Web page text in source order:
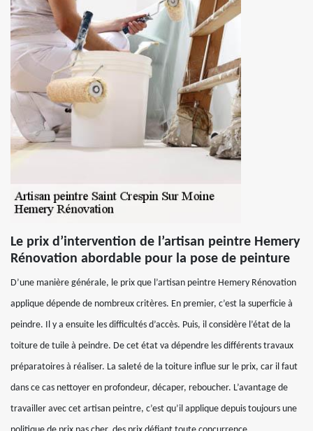
Le prix d’intervention de l’artisan peintre Hemery
Rénovation abordable pour la pose de peinture
D’une manière générale, le prix que l’artisan peintre Hemery Rénovation
applique dépende de nombreux critères. En premier, c’est la superficie à
peindre. Il y a ensuite les difficultés d’accès. Puis, il considère l’état de la
toiture de tuile à peindre. De cet état va dépendre les différents travaux
préparatoires à réaliser. La saleté de la toiture influe sur le prix, car il faut
dans ce cas nettoyer en profondeur, décaper, reboucher. L’avantage de
travailler avec cet artisan peintre, c’est qu’il applique depuis toujours une